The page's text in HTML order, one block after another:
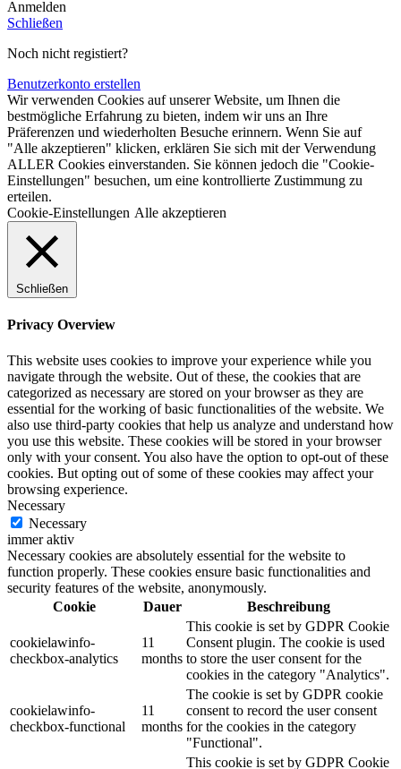
Anmelden
Schließen
Noch nicht registiert?
Benutzerkonto erstellen
Wir verwenden Cookies auf unserer Website, um Ihnen die
bestmögliche Erfahrung zu bieten, indem wir uns an Ihre
Präferenzen und wiederholten Besuche erinnern. Wenn Sie auf
"Alle akzeptieren" klicken, erklären Sie sich mit der Verwendung
ALLER Cookies einverstanden. Sie können jedoch die "Cookie-
Einstellungen" besuchen, um eine kontrollierte Zustimmung zu
erteilen.
Cookie-Einstellungen Alle akzeptieren
Schließen
Privacy Overview
This website uses cookies to improve your experience while you
navigate through the website. Out of these, the cookies that are
categorized as necessary are stored on your browser as they are
essential for the working of basic functionalities of the website. We
also use third-party cookies that help us analyze and understand how
you use this website. These cookies will be stored in your browser
only with your consent. You also have the option to opt-out of these
cookies. But opting out of some of these cookies may affect your
browsing experience.
Necessary
Necessary
immer aktiv
Necessary cookies are absolutely essential for the website to
function properly. These cookies ensure basic functionalities and
security features of the website, anonymously.
Cookie
Dauer Beschreibung
cookielawinfo-
checkbox-analytics
11
months
This cookie is set by GDPR Cookie
Consent plugin. The cookie is used
to store the user consent for the
cookies in the category "Analytics".
cookielawinfo-
checkbox-functional
11
months
The cookie is set by GDPR cookie
consent to record the user consent
for the cookies in the category
"Functional".
This cookie is set by GDPR Cookie